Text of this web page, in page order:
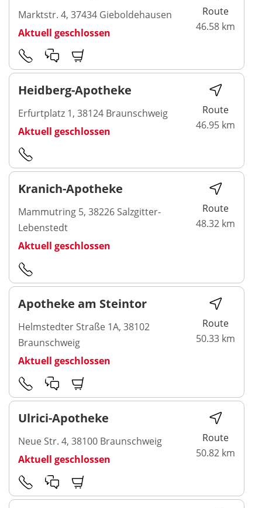
Marktstr. 4, 37434 Gieboldehausen
Aktuell geschlossen
Route
46.58 km
Heidberg-Apotheke
Erfurtplatz 1, 38124 Braunschweig
Aktuell geschlossen
Route
46.95 km
Kranich-Apotheke
Mammutring 5, 38226 Salzgitter-
Lebenstedt
Aktuell geschlossen
Route
48.32 km
Apotheke am Steintor
Helmstedter Straße 1A, 38102
Braunschweig
Aktuell geschlossen
Route
50.33 km
Ulrici-Apotheke
Neue Str. 4, 38100 Braunschweig
Aktuell geschlossen
Route
50.82 km